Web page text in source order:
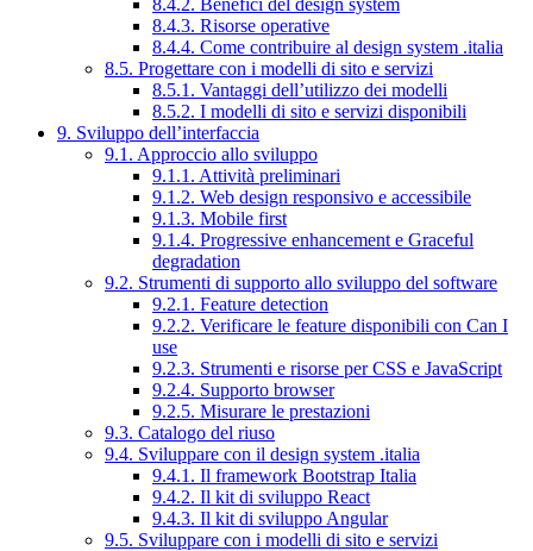
8.4.3. Risorse operative
8.4.4. Come contribuire al design system .italia
8.5. Progettare con i modelli di sito e servizi
8.5.1. Vantaggi dell’utilizzo dei modelli
8.5.2. I modelli di sito e servizi disponibili
9. Sviluppo dell’interfaccia
9.1. Approccio allo sviluppo
9.1.1. Attività preliminari
9.1.2. Web design responsivo e accessibile
9.1.3. Mobile first
9.1.4. Progressive enhancement e Graceful
degradation
9.2. Strumenti di supporto allo sviluppo del software
9.2.1. Feature detection
9.2.2. Verificare le feature disponibili con Can I
use
9.2.3. Strumenti e risorse per CSS e JavaScript
9.2.4. Supporto browser
9.2.5. Misurare le prestazioni
9.3. Catalogo del riuso
9.4. Sviluppare con il design system .italia
9.4.1. Il framework Bootstrap Italia
9.4.2. Il kit di sviluppo React
9.4.3. Il kit di sviluppo Angular
9.5. Sviluppare con i modelli di sito e servizi